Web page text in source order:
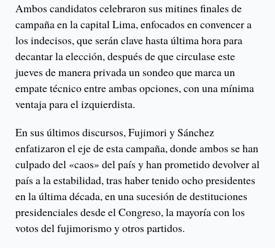
Ambos candidatos celebraron sus mitines finales de
campaña en la capital Lima, enfocados en convencer a
los indecisos, que serán clave hasta última hora para
decantar la elección, después de que circulase este
jueves de manera privada un sondeo que marca un
empate técnico entre ambas opciones, con una mínima
ventaja para el izquierdista.
En sus últimos discursos, Fujimori y Sánchez
enfatizaron el eje de esta campaña, donde ambos se han
culpado del «caos» del país y han prometido devolver al
país a la estabilidad, tras haber tenido ocho presidentes
en la última década, en una sucesión de destituciones
presidenciales desde el Congreso, la mayoría con los
votos del fujimorismo y otros partidos.